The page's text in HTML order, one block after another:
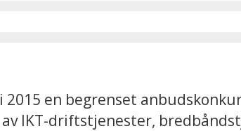
en begrenset
IKT-driftstjenester,